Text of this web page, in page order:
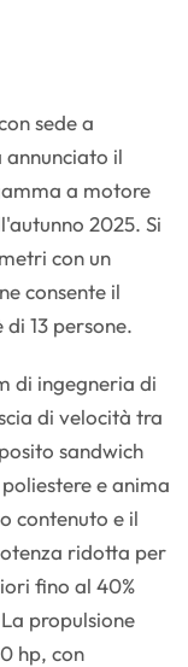
sede a
il
a motore
2025. Si
con un
consente il
13 persone.
di ingegneria di
di velocità tra
sandwich
e anima
contenuto e il
ridotta per
fino al 40%
propulsione
hp, con